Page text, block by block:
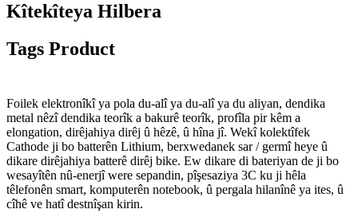
Kîtekîteya Hilbera
Tags Product
Foilek elektronîkî ya pola du-alî ya du-alî ya du aliyan, dendika
metal nêzî dendika teorîk a bakurê teorîk, profîla pir kêm a
elongation, dirêjahiya dirêj û hêzê, û hîna jî. Wekî kolektîfek
Cathode ji bo batterên Lithium, berxwedanek sar / germî heye û
dikare dirêjahiya batterê dirêj bike. Ew dikare di bateriyan de ji bo
wesayîtên nû-enerjî were sepandin, pîşesaziya 3C ku ji hêla
têlefonên smart, komputerên notebook, û pergala hilanînê ya ites, û
cîhê ve hatî destnîşan kirin.